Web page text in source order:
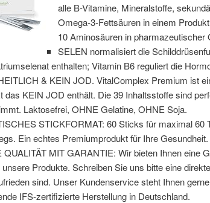
alle B-Vitamine, Mineralstoffe,
Omega-3-Fettsäuren in einem
10 Aminosäuren in pharmazeutischer
SELEN normalisiert die
enthalten; Vitamin B6 reguliert die
& KEIN JOD. VitalComplex Premium ist
das KEIN JOD enthält. Die 39 Inhaltsstoffe sind
Laktosefrei, OHNE Gelatine, OHNE Soja.
STICKFORMAT: 60 Sticks für maximal 60
Ein echtes Premiumprodukt für Ihre Gesundheit.
QUALITÄT MIT GARANTIE: Wir bieten Ihnen eine
unsere Produkte. Schreiben Sie uns bitte eine
sind. Unser Kundenservice steht Ihnen
IFS-zertifizierte Herstellung in Deutschland.